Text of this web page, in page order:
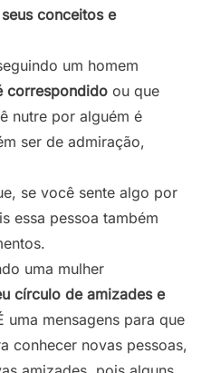
conceitos e
um homem
correspondido ou que
nutre por alguém é
ser de admiração,
se você sente algo por
essa pessoa também
uma mulher
círculo de amizades e
uma mensagens para que
conhecer novas pessoas,